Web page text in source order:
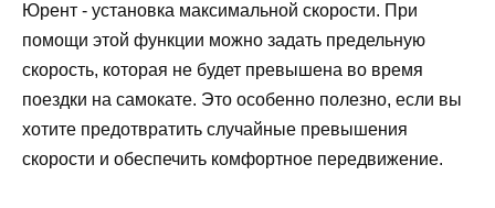
Юрент - установка максимальной скорости. При
помощи этой функции можно задать предельную
скорость, которая не будет превышена во время
поездки на самокате. Это особенно полезно, если вы
хотите предотвратить случайные превышения
скорости и обеспечить комфортное передвижение.